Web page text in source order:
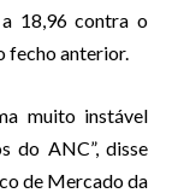
18,96 contra o
fecho anterior.
muito instável
do ANC”, disse
de Mercado da